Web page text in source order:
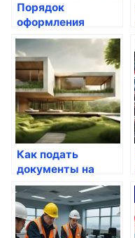
Порядок
оформления
справок о доходах
через Госуслуги
Как подать
документы на
гражданство
через Госуслуги